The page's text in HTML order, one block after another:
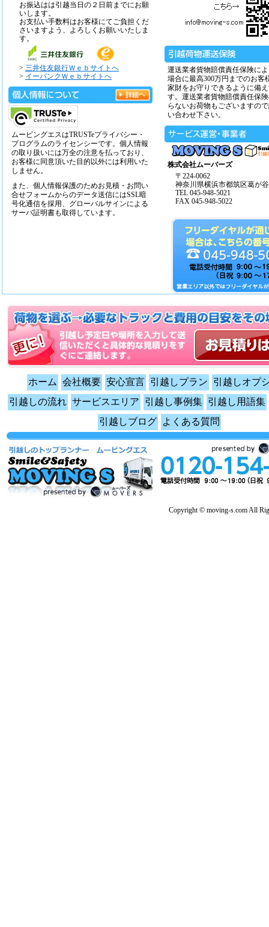
お振込はは引越当日の２日前までにお願
いします。
お支払い手数料はお客様にてご負担くだ
さいますよう、よろしくお願いいたしま
す。
> 三井住友銀行Ｗｅｂサイトへ
> イーバンクＷｅｂサイトへ
ムービングエスはTRUSTeプライバシー・
プログラムのライセンシーです。個人情報
の取り扱いには万全の注意を払っており、
お客様に同意頂いた目的以外には利用いた
しません。
また、個人情報保護のためお見積・お問い
合せフォームからのデータ送信にはSSL暗
号化通信を採用、グローバルサインによる
サーバ証明書も取得しています。
運送業者貨物賠償責任保険に
場合に最高300万円までのお客
家財をお守りできるように備
す。運送業者貨物賠償責任保
らないお荷物もございますの
い合わせ下さい。
株式会社ムーバーズ
〒224-0062
神奈川県横浜市都筑区葛が
TEL 045-948-5021
FAX 045-948-5022
ホーム 会社概要 安心宣言 引越しプラン
引越しオプ
引越しの流れ サービスエリア 引越し事例集 引越し用語集
引越しブログ
よくある質問
Copyright © moving-s.com All